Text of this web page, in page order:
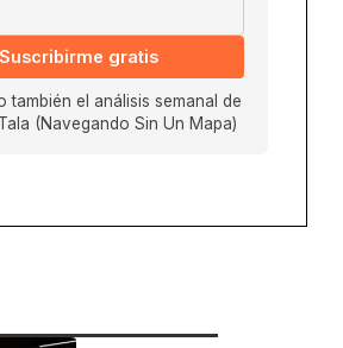
Suscribirme gratis
también el análisis semanal de
(Navegando Sin Un Mapa)